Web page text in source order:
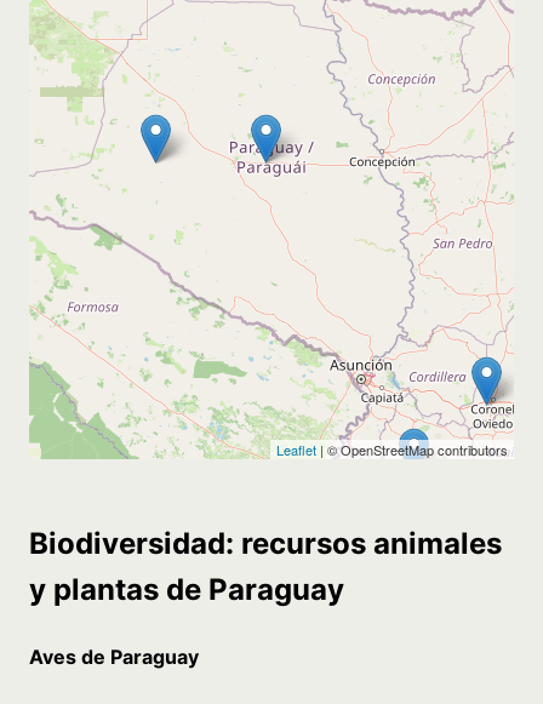
Biodiversidad: recursos animales
y plantas de Paraguay
Aves de Paraguay